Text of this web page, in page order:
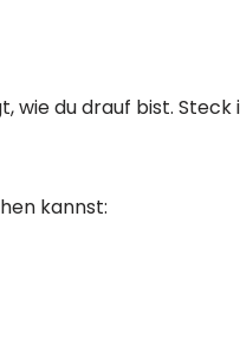
wie du drauf bist.
kannst: